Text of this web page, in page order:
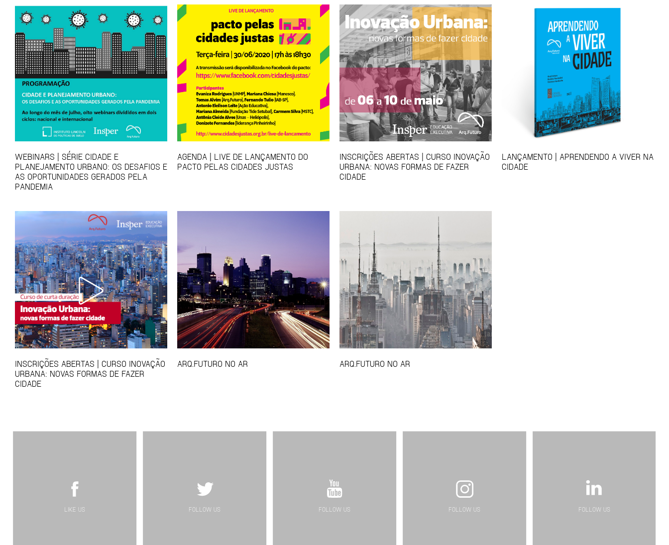
WEBINARS | SÉRIE CIDADE E
PLANEJAMENTO URBANO: OS DESAFIOS E
AS OPORTUNIDADES GERADOS PELA
PANDEMIA
AGENDA | LIVE DE LANÇAMENTO DO
PACTO PELAS CIDADES JUSTAS
INSCRIÇÕES ABERTAS | CURSO INOVAÇÃO
URBANA: NOVAS FORMAS DE FAZER
CIDADE
LANÇAMENTO | APRENDENDO A VIVER NA
CIDADE
INSCRIÇÕES ABERTAS | CURSO INOVAÇÃO
URBANA: NOVAS FORMAS DE FAZER
CIDADE
ARQ.FUTURO NO AR ARQ.FUTURO NO AR
LIKE US FOLLOW US FOLLOW US FOLLOW US FOLLOW US